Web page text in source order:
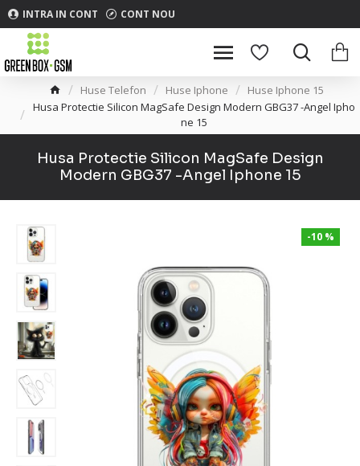
INTRA IN CONT CONT NOU
Huse Telefon Huse Iphone
Huse Iphone 15
Husa Protectie Silicon MagSafe Design Modern GBG37 -Angel Ipho
ne 15
Husa Protectie Silicon MagSafe Design
Modern GBG37 -Angel Iphone 15
-10 %